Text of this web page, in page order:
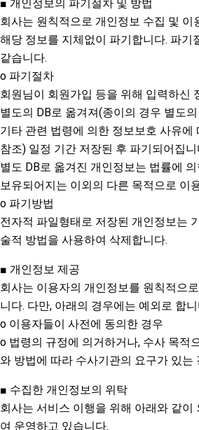
■ 개인정보의 파기절차 및 방법
회사는 원칙적으로 개인정보 수집 및 이
해당 정보를 지체없이 파기합니다. 파기
같습니다.
o 파기절차
회원님이 회원가입 등을 위해 입력하신
별도의 DB로 옮겨져(종이의 경우 별도
기타 관련 법령에 의한 정보보호 사유에
참조) 일정 기간 저장된 후 파기되어집니
별도 DB로 옮겨진 개인정보는 법률에
보유되어지는 이외의 다른 목적으로 이
o 파기방법
전자적 파일형태로 저장된 개인정보는
술적 방법을 사용하여 삭제합니다.
■ 개인정보 제공
회사는 이용자의 개인정보를 원칙적으
니다. 다만, 아래의 경우에는 예외로 합니
o 이용자들이 사전에 동의한 경우
o 법령의 규정에 의거하거나, 수사 목적
와 방법에 따라 수사기관의 요구가 있는
■ 수집한 개인정보의 위탁
회사는 서비스 이행을 위해 아래와 같이
여 운영하고 있습니다.